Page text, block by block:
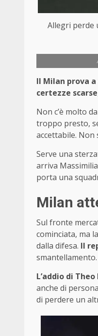
Allegri perde
Il Milan prova
certezze
Non c’è molto
troppo presto,
accettabile. Non
Serve una
arriva
porta una
Milan
Sul fronte
cominciata, ma
dalla difesa. Il
smantellamento.
L’addio di
anche di
di perdere un